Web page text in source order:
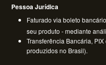
Pessoa Jurídica
Faturado via boleto
seu produto - mediante
Transferência Bancária,
produzidos no Brasil).